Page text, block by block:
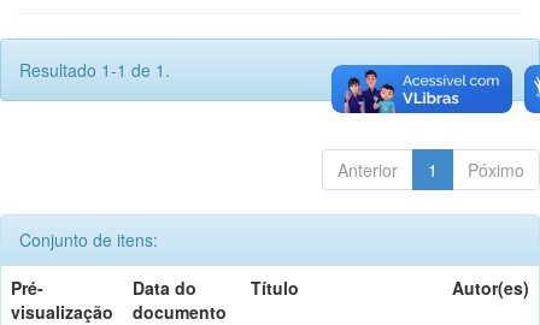
Resultado 1-1 de 1.
Anterior 1 Póximo
Conjunto de itens:
Pré-
visualização
Data do
documento
Título Autor(es)